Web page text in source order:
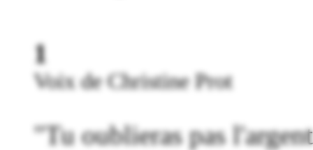
1
Voix de Christine Prot
"Tu oublieras pas